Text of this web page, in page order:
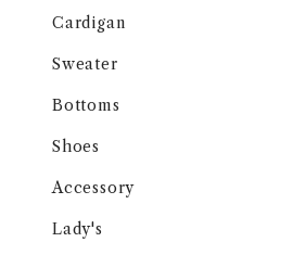
Cardigan
Sweater
Bottoms
Shoes
Accessory
Lady's